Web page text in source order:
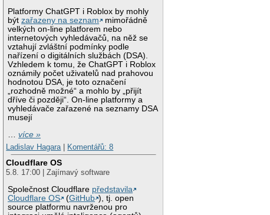
Platformy ChatGPT i Roblox by mohly
býtzařazeny na seznam
mimořádně
velkých on-line platforem nebo
internetových vyhledávačů, na něž se
vztahují zvláštní podmínky podle
nařízení o digitálních službách (DSA).
Vzhledem k tomu, že ChatGPT i Roblox
oznámily počet uživatelů nad prahovou
hodnotou DSA, je toto označení
„rozhodně možné“ a mohlo by „přijít
dříve či později“. On-line platformy a
vyhledávače zařazené na seznamy DSA
musejí
…více »
Ladislav Hagara| Komentářů: 8
Cloudflare OS
5.8. 17:00 | Zajímavý software
Společnost Cloudflare představila
Cloudflare OS
(GitHub ), tj. open
source platformu navrženou pro